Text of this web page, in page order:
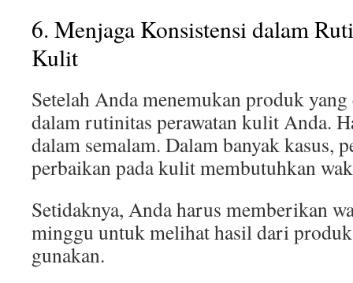
6. Menjaga Konsistensi dalam
Kulit
Setelah Anda menemukan produk
dalam rutinitas perawatan kulit Anda.
dalam semalam. Dalam banyak kasus,
perbaikan pada kulit membutuhkan
Setidaknya, Anda harus memberikan
minggu untuk melihat hasil dari
gunakan.